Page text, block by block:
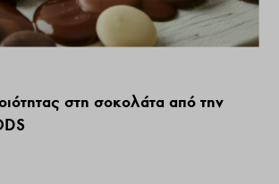
στη σοκολάτα από την